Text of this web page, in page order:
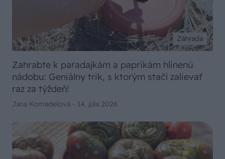
Záhrada
Zahrabte k paradajkám a paprikám hlinenú
nádobu: Geniálny trik, s ktorým stačí zalievať
raz za týždeň!
Jana Komadelová - 14. júla 2026